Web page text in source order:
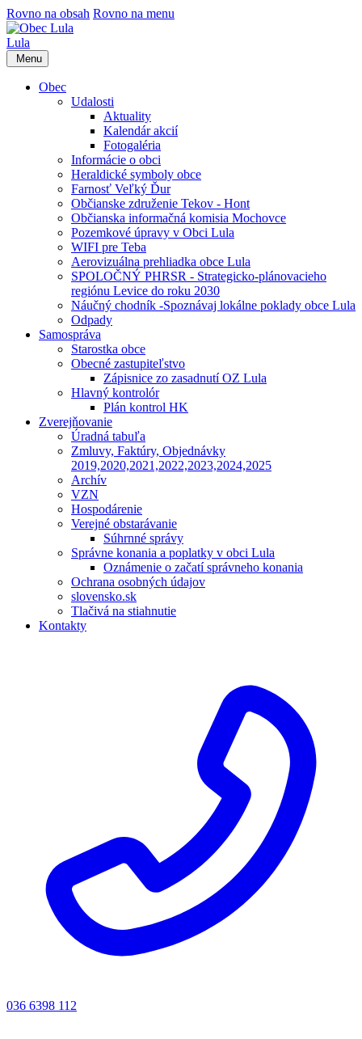
Rovno na obsah Rovno na menu
Lula
Menu
Obec
Udalosti
Aktuality
Kalendár akcií
Fotogaléria
Informácie o obci
Heraldické symboly obce
Farnosť Veľký Ďur
Občianske združenie Tekov - Hont
Občianska informačná komisia Mochovce
Pozemkové úpravy v Obci Lula
WIFI pre Teba
Aerovizuálna prehliadka obce Lula
SPOLOČNÝ PHRSR - Strategicko-plánovacieho
regiónu Levice do roku 2030
Náučný chodník -Spoznávaj lokálne poklady obce Lula
Odpady
Samospráva
Starostka obce
Obecné zastupiteľstvo
Zápisnice zo zasadnutí OZ Lula
Hlavný kontrolór
Plán kontrol HK
Zverejňovanie
Úradná tabuľa
Zmluvy, Faktúry, Objednávky
2019,2020,2021,2022,2023,2024,2025
Archív
VZN
Hospodárenie
Verejné obstarávanie
Súhrnné správy
Správne konania a poplatky v obci Lula
Oznámenie o začatí správneho konania
Ochrana osobných údajov
slovensko.sk
Tlačivá na stiahnutie
Kontakty
036 6398 112